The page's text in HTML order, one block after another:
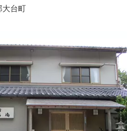
溯渓寮で心地よい時間をお過ごし
棟です。大きな窓からは四季折々
望でき、夏場はウッドデッキ、冬
、季節を感じながらの滞在が可能
大台町